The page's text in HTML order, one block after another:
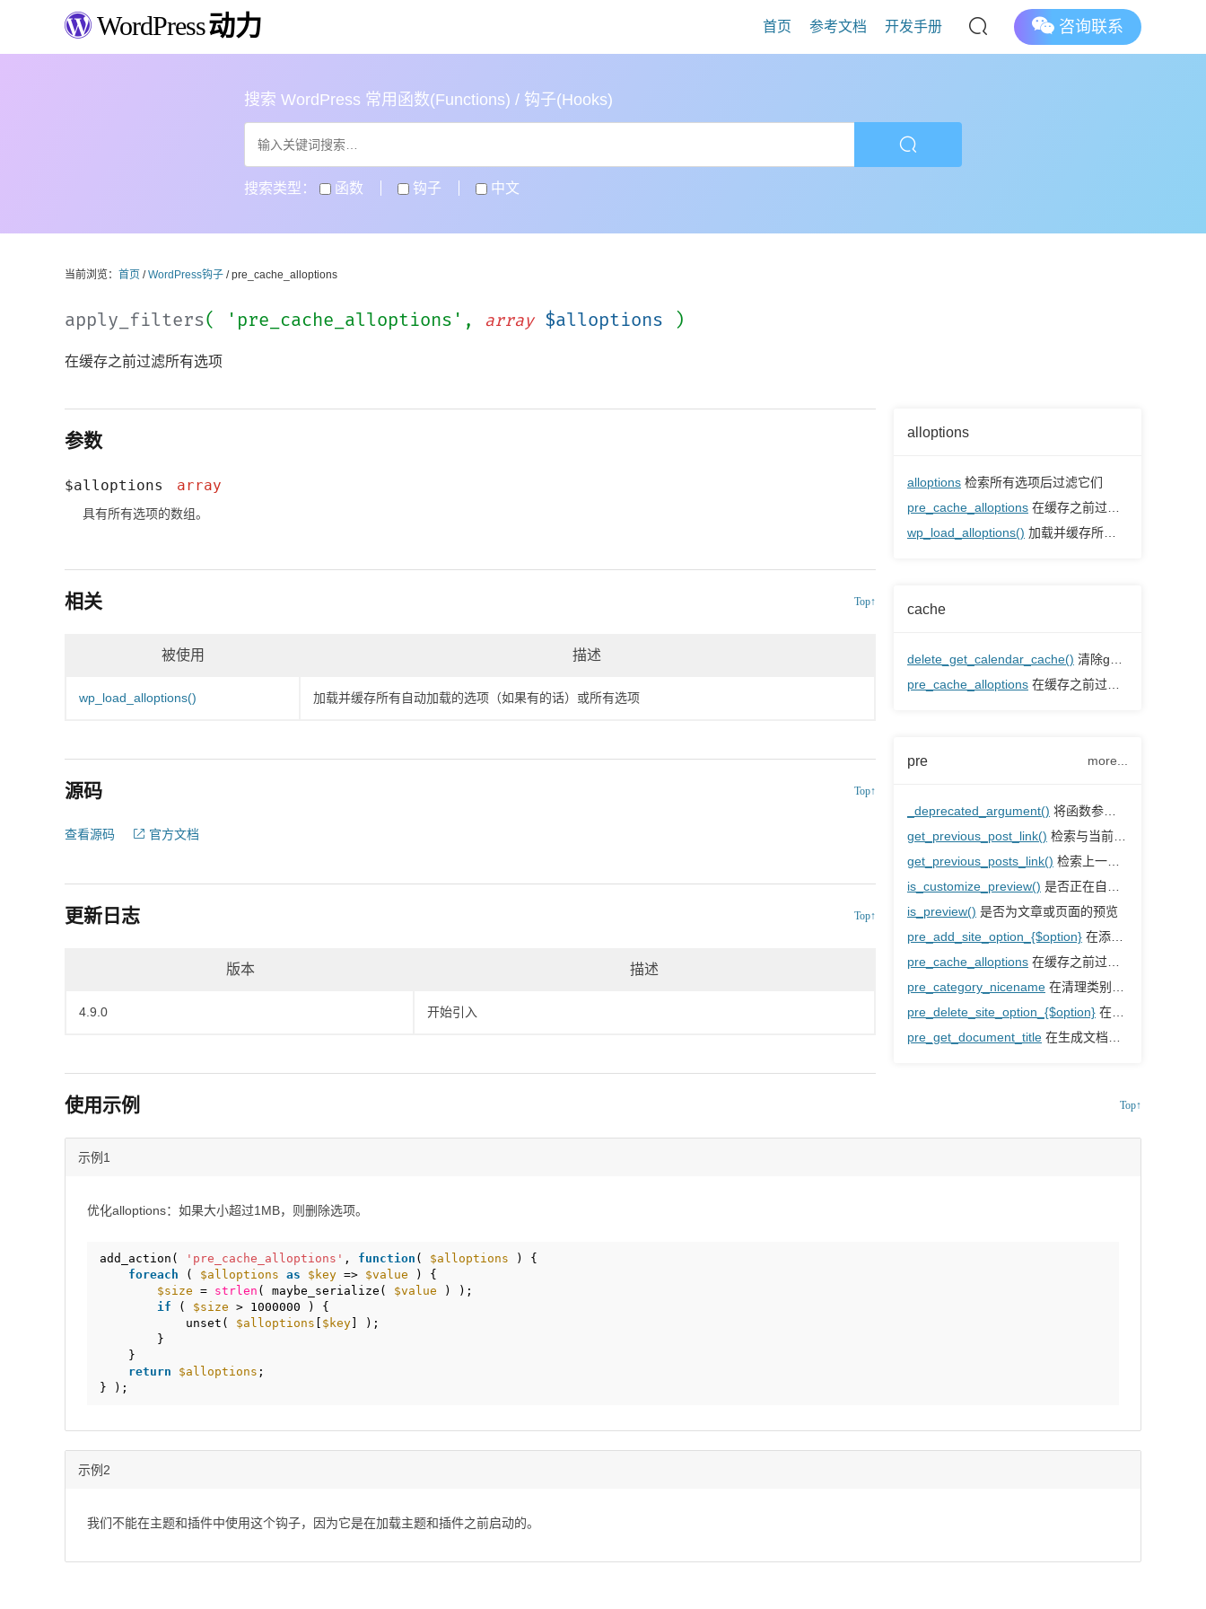
WordPress动力 首页 参考文档 开发手册 咨询联系
搜索 WordPress 常用函数(Functions) / 钩子(Hooks)
搜索类型： 函数 钩子 中文
当前浏览： 首页 /WordPress钩子 / pre_cache_alloptions
apply_filters( 'pre_cache_alloptions', array $alloptions )
在缓存之前过滤所有选项
alloptions
alloptions 检索所有选项后过滤它们
pre_cache_alloptions 在缓存之前过滤所有选项
wp_load_alloptions() 加载并缓存所有自动加载的选项（如果有的话）或所有选项
cache
delete_get_calendar_cache() 清除get_calendar的缓存结果
pre_cache_alloptions 在缓存之前过滤所有选项
pre more...
_deprecated_argument() 将函数参数标记为已弃用，并在使用时通知
get_previous_post_link() 检索与当前文章相邻的上一篇文章链接
get_previous_posts_link() 检索上一页文章页面链接
is_customize_preview() 是否正在自定义器中预览网站
is_preview() 是否为文章或页面的预览
pre_add_site_option_{$option} 在添加特定网络选项之前过滤该选项的值
pre_cache_alloptions 在缓存之前过滤所有选项
pre_category_nicename 在清理类别nicename之前对其进行过滤
pre_delete_site_option_{$option} 在删除特定网络选项之前立即触发
pre_get_document_title 在生成文档标题之前过滤文档标题
参数
$alloptions array
具有所有选项的数组。
相关 Top↑
被使用 描述
wp_load_alloptions() 加载并缓存所有自动加载的选项（如果有的话）或所有选项
源码 Top↑
查看源码 官方文档
更新日志 Top↑
版本 描述
4.9.0 开始引入
使用示例 Top↑
示例1
优化alloptions：如果大小超过1MB，则删除选项。
add_action( 'pre_cache_alloptions' , function ( $alloptions
) {
foreach
( $alloptions as $key => $value
) {
$size = strlen ( maybe_serialize( $value
) );
if
( $size > 1000000 ) {
unset( $alloptions $key ] );
}
}
return
$alloptions ;
} );
示例2
我们不能在主题和插件中使用这个钩子，因为它是在加载主题和插件之前启动的。